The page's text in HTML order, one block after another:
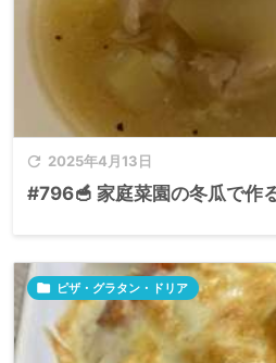
 2025年4月13日
#796🥣 家庭菜園の冬瓜で作
 ピザ・グラタン・ドリア